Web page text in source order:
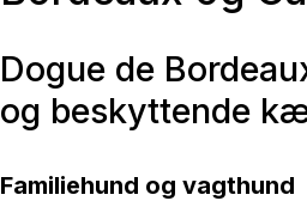
Dogue de
og beskyttende
Familiehund og vagthund